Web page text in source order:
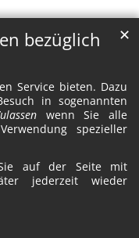
bezüglich
Service bieten. Dazu
in sogenannten
wenn Sie alle
spezieller
Sie auf der Seite mit
jederzeit wieder
✕